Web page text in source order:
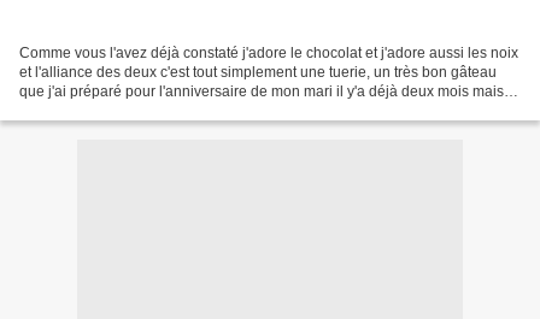
Comme vous l'avez déjà constaté j'adore le chocolat et j'adore aussi les noix
et l'alliance des deux c'est tout simplement une tuerie, un très bon gâteau
que j'ai préparé pour l'anniversaire de mon mari il y'a déjà deux mois mais